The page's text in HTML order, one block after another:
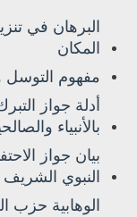
البرهان في
المكان
مفهوم التوسل
أدلة جواز
بالأنبياء
بيان جواز
النبوي الشريف
الوهابية حزب